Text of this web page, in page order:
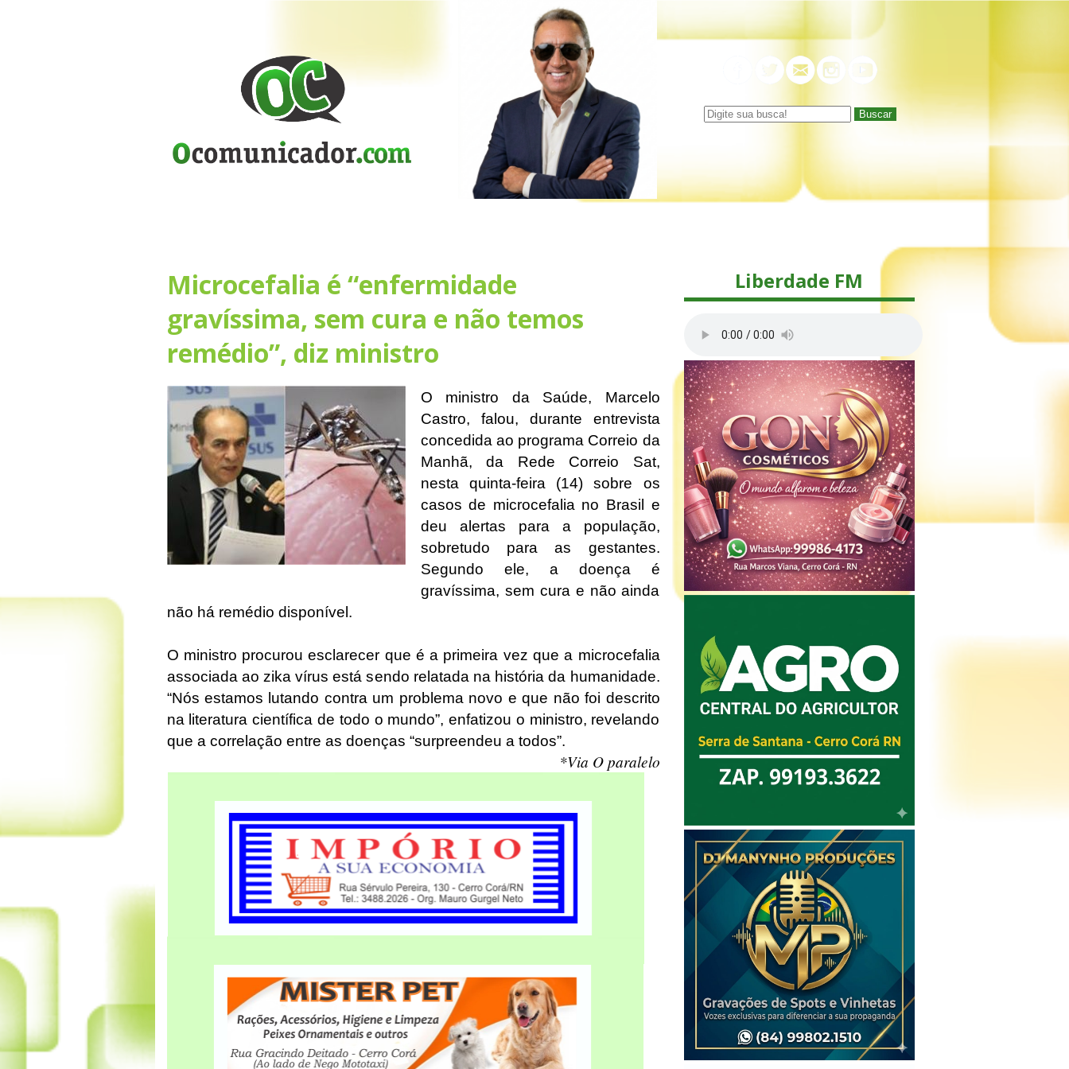
Buscar
Microcefalia é “enfermidade
gravíssima, sem cura e não temos
remédio”, diz ministro
O ministro da Saúde, Marcelo
Castro, falou, durante entrevista
concedida ao programa Correio da
Manhã, da Rede Correio Sat,
nesta quinta-feira (14) sobre os
casos de microcefalia no Brasil e
deu alertas para a população,
sobretudo para as gestantes.
Segundo ele, a doença é
gravíssima, sem cura e não ainda
não há remédio disponível.
O ministro procurou esclarecer que é a primeira vez que a microcefalia
associada ao zika vírus está sendo relatada na história da humanidade.
“Nós estamos lutando contra um problema novo e que não foi descrito
na literatura científica de todo o mundo”, enfatizou o ministro, revelando
que a correlação entre as doenças “surpreendeu a todos”.
*Via O paralelo
Liberdade FM